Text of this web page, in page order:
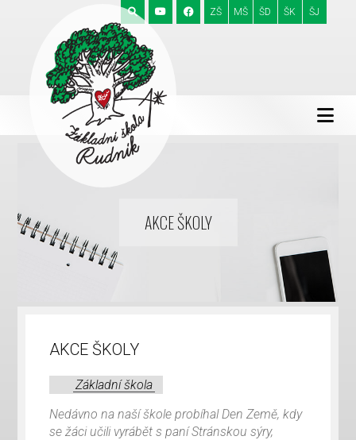
ZŠ MŠ ŠD ŠK ŠJ
AKCE ŠKOLY
AKCE ŠKOLY
Základní škola
Nedávno na naší škole probíhal Den Země, kdy
se žáci učili vyrábět s paní Stránskou sýry,